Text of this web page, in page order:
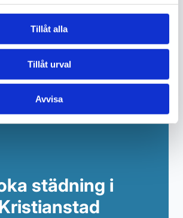
Tillåt alla
Tillåt urval
Avvisa
efter era behov.
Begär offert
städning i